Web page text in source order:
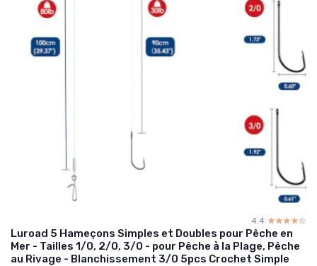
4.4 ☆☆☆☆☆
★★★★★
Luroad 5 Hameçons Simples et Doubles pour Pêche en
Mer - Tailles 1/0, 2/0, 3/0 - pour Pêche à la Plage, Pêche
au Rivage - Blanchissement 3/0 5pcs Crochet Simple